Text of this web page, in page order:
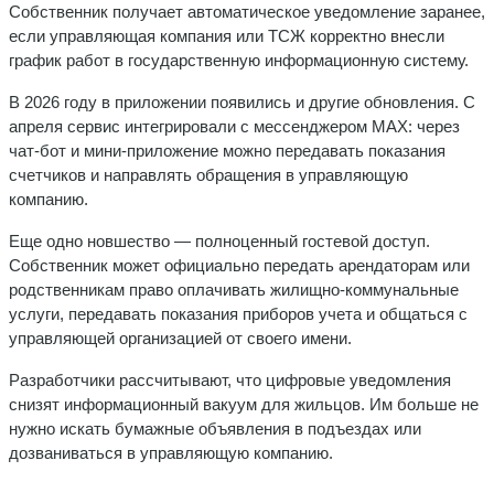
Собственник получает автоматическое уведомление заранее,
если управляющая компания или ТСЖ корректно внесли
график работ в государственную информационную систему.
В 2026 году в приложении появились и другие обновления. С
апреля сервис интегрировали с мессенджером MAX: через
чат-бот и мини-приложение можно передавать показания
счетчиков и направлять обращения в управляющую
компанию.
Еще одно новшество — полноценный гостевой доступ.
Собственник может официально передать арендаторам или
родственникам право оплачивать жилищно-коммунальные
услуги, передавать показания приборов учета и общаться с
управляющей организацией от своего имени.
Разработчики рассчитывают, что цифровые уведомления
снизят информационный вакуум для жильцов. Им больше не
нужно искать бумажные объявления в подъездах или
дозваниваться в управляющую компанию.